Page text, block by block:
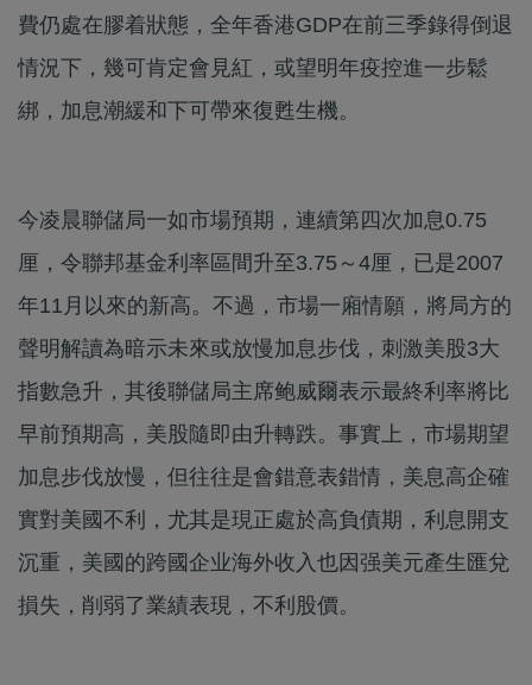
費仍處在膠着狀態，全年香港GDP在前三季錄得倒退
情況下，幾可肯定會見紅，或望明年疫控進一步鬆
綁，加息潮緩和下可帶來復甦生機。
今凌晨聯儲局一如市場預期，連續第四次加息0.75
厘，令聯邦基金利率區間升至3.75～4厘，已是2007
年11月以來的新高。不過，市場一廂情願，將局方的
聲明解讀為暗示未來或放慢加息步伐，刺激美股3大
指數急升，其後聯儲局主席鲍威爾表示最終利率將比
早前預期高，美股隨即由升轉跌。事實上，市場期望
加息步伐放慢，但往往是會錯意表錯情，美息高企確
實對美國不利，尤其是現正處於高負債期，利息開支
沉重，美國的跨國企业海外收入也因强美元產生匯兌
損失，削弱了業績表現，不利股價。